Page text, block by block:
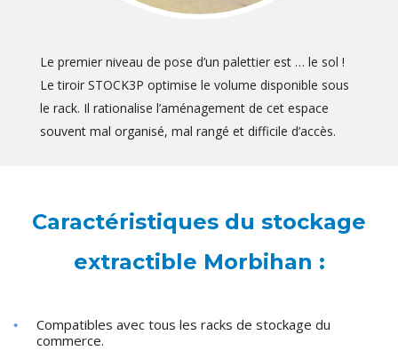
Le premier niveau de pose d’un palettier est … le sol !
Le tiroir STOCK3P optimise le volume disponible sous
le rack. Il rationalise l’aménagement de cet espace
souvent mal organisé, mal rangé et difficile d’accès.
Caractéristiques du stockage
extractible Morbihan :
Compatibles avec tous les racks de stockage du
commerce.